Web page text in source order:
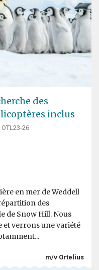
des
inclus
26
en mer de Weddell
des
de Snow Hill. Nous
et verrons une variété
m/v Ortelius